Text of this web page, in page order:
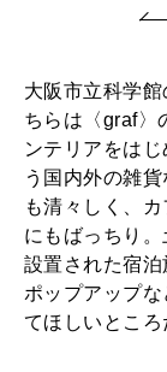
大阪市立科学
ちらは〈graf〉
ンテリアをは
う国内外の雑
も清々しく、
にもばっちり
設置された宿
ポップアップ
てほしいところ